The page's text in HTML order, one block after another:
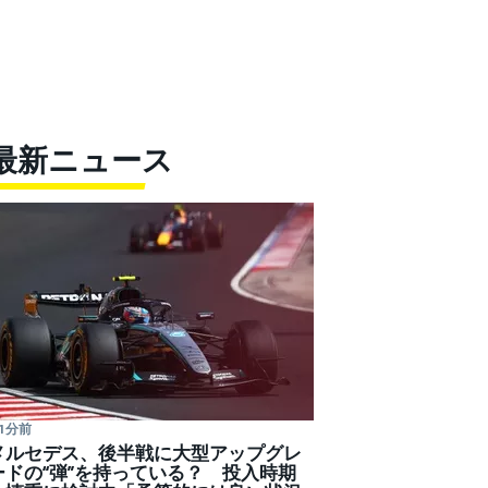
新ニュース
1 分前
ルセデス、後半戦に大型アップグレ
ドの“弾”を持っている？ 投入時期